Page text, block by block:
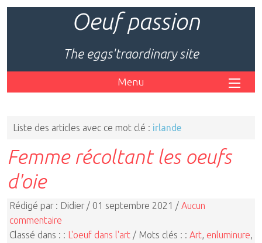
Oeuf passion
The eggs'traordinary site
Menu
Liste des articles avec ce mot clé : irlande
Femme récoltant les oeufs
d'oie
Rédigé par : Didier / 01 septembre 2021 / Aucun
commentaire
Classé dans : : L'oeuf dans l'art / Mots clés : : Art enluminure